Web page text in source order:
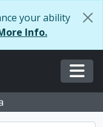
your ability
Info.